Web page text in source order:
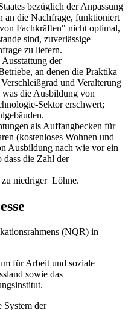
bezüglich der Anpassung
an die Nachfrage, funktioniert
Fachkräften" nicht optimal,
sind, zuverlässige
zu liefern.
der
an denen die Praktika
und Veralterung
was die Ausbildung von
Sektor erschwert;
als Auffangbecken für
(kostenloses Wohnen und
Ausbildung nach wie vor ein
dass die Zahl der
niedriger Löhne.
(NQR) in
für Arbeit und soziale
sowie das
System der